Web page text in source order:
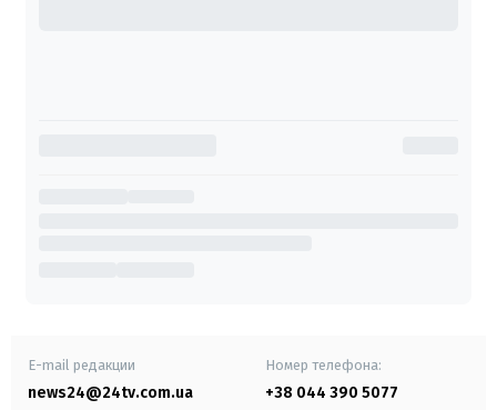
E-mail редакции
news24@24tv.com.ua
Номер телефона:
+38 044 390 5077